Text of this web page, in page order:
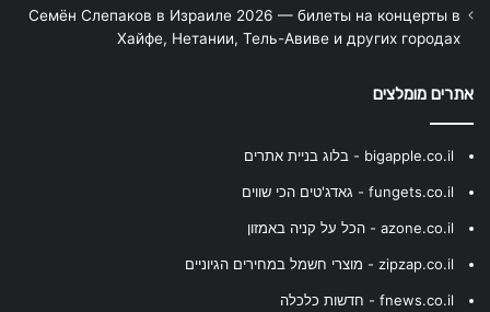
Семён Слепаков в Израиле 2026 — билеты на концерты в
Хайфе, Нетании, Тель-Авиве и других городах
אתרים מומלצים
bigapple.co.il - בלוג בניית אתרים
fungets.co.il - גאדג'טים הכי שווים
azone.co.il - הכל על קניה באמזון
zipzap.co.il - מוצרי חשמל במחירים הגיוניים
fnews.co.il - חדשות כלכלה